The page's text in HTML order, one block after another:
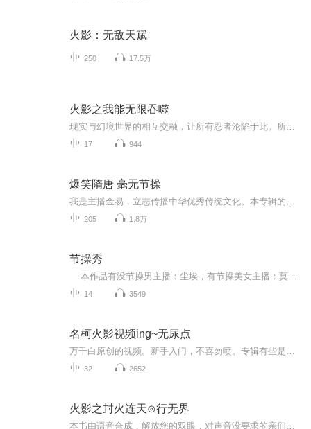
火影：无敌天赋
250 17.5万
火影之我能无限吞噬
17 944
爆笑隋唐 毫无节操
205 1.8万
节操秀
14 3549
名柯火影视频ing~无尿点
32 2652
火影之封火连天⊙行无界